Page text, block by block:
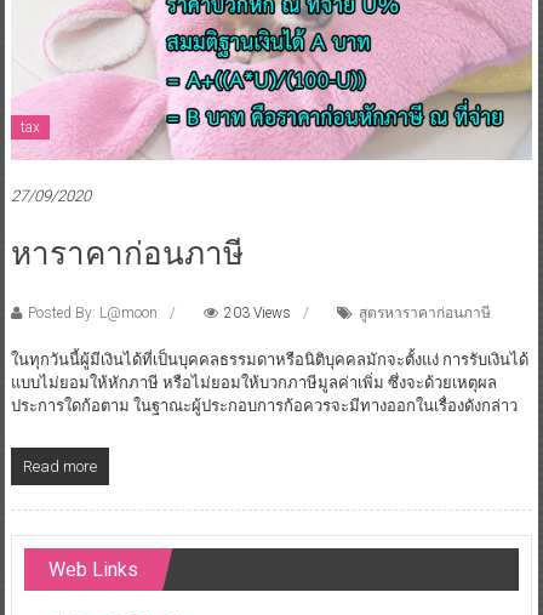
tax
27/09/2020
หาราคาก่อนภาษี
Posted By: L@moon 203 Views สูตรหาราคาก่อนภาษี
ในทุกวันนี้ผู้มีเงินได้ที่เป็นบุคคลธรรมดาหรือนิติบุคคลมักจะตั้งแง่ การรับเงินได้
แบบไม่ยอมให้หักภาษี หรือไม่ยอมให้บวกภาษีมูลค่าเพิ่ม ซึ่งจะด้วยเหตุผล
ประการใดก้อตาม ในฐาณะผู้ประกอบการก้อควรจะมีทางออกในเรื่องดังกล่าว
Read more
Web Links